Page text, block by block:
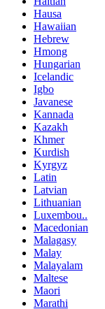
Hausa
Hawaiian
Hebrew
Hmong
Hungarian
Icelandic
Igbo
Javanese
Kannada
Kazakh
Khmer
Kurdish
Kyrgyz
Latin
Latvian
Lithuanian
Luxembou..
Macedonian
Malagasy
Malay
Malayalam
Maltese
Maori
Marathi